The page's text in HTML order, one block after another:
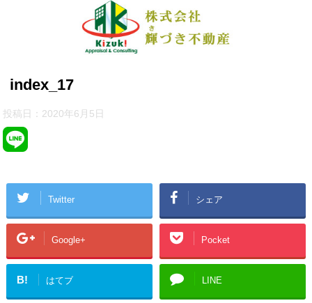
index_17
投稿日： 2020年6月5日
Twitter シェア
Google+ Pocket
B! はてブ LINE